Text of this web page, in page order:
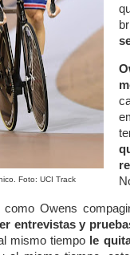
Foto: UCI Track
Owens
entrevistas y
mismo tiempo le